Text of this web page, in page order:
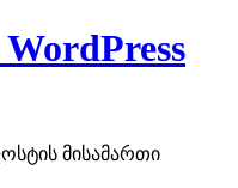
მისამართი